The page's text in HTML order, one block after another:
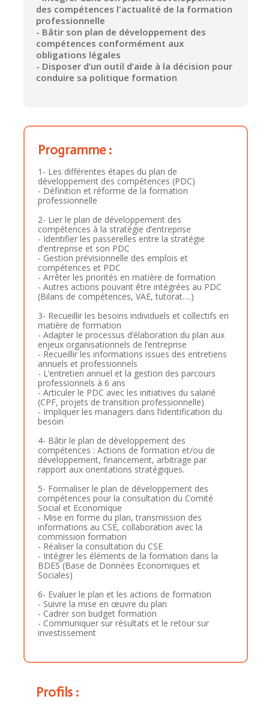
des compétences l'actualité de la formation
professionnelle
- Bâtir son plan de développement des
compétences conformément aux
obligations légales
- Disposer d’un outil d’aide à la décision pour
conduire sa politique formation
Programme :
1- Les différentes étapes du plan de
développement des compétences (PDC)
- Définition et réforme de la formation
professionnelle
2- Lier le plan de développement des
compétences à la stratégie d’entreprise
- Identifier les passerelles entre la stratégie
d’entreprise et son PDC
- Gestion prévisionnelle des emplois et
compétences et PDC
- Arrêter les priorités en matière de formation
- Autres actions pouvant être intégrées au PDC
(Bilans de compétences, VAE, tutorat….)
3- Recueillir les besoins individuels et collectifs en
matière de formation
- Adapter le processus d’élaboration du plan aux
enjeux organisationnels de l’entreprise
- Recueillir les informations issues des entretiens
annuels et professionnels
- L’entretien annuel et la gestion des parcours
professionnels à 6 ans
- Articuler le PDC avec les initiatives du salarié
(CPF, projets de transition professionnelle)
- Impliquer les managers dans l’identification du
besoin
4- Bâtir le plan de développement des
compétences : Actions de formation et/ou de
développement, financement, arbitrage par
rapport aux orientations stratégiques.
5- Formaliser le plan de développement des
compétences pour la consultation du Comité
Social et Economique
- Mise en forme du plan, transmission des
informations au CSE, collaboration avec la
commission formation
- Réaliser la consultation du CSE
- Intégrer les éléments de la formation dans la
BDES (Base de Données Economiques et
Sociales)
6- Evaluer le plan et les actions de formation
- Suivre la mise en œuvre du plan
- Cadrer son budget formation
- Communiquer sur résultats et le retour sur
investissement
Profils :